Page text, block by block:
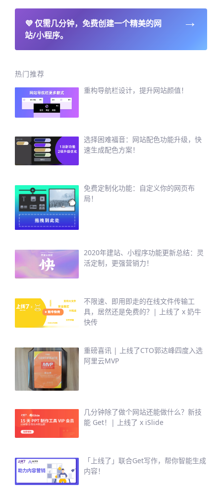
💜仅需几分钟，免费创建一个精美的网
站/小程序。
→
热门推荐
重构导航栏设计，提升网站颜值！
选择困难福音：网站配色功能升级，快
速生成配色方案！
免费定制化功能：自定义你的网页布
局！
2020年建站、小程序功能更新总结：灵
活定制，更强营销力！
不限速、即用即走的在线文件传输工
具，居然还是免费的？| 上线了 x 奶牛
快传
重磅喜讯 | 上线了CTO郭达峰四度入选
阿里云MVP
几分钟除了做个网站还能做什么？新技
能 Get！| 上线了 x iSlide
「上线了」联合Get写作，帮你智能生成
内容！